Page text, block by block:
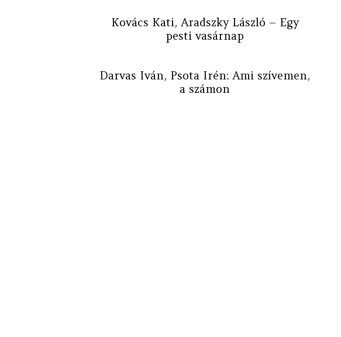
Kovács Kati, Aradszky László – Egy
pesti vasárnap
Darvas Iván, Psota Irén: Ami szívemen,
a számon